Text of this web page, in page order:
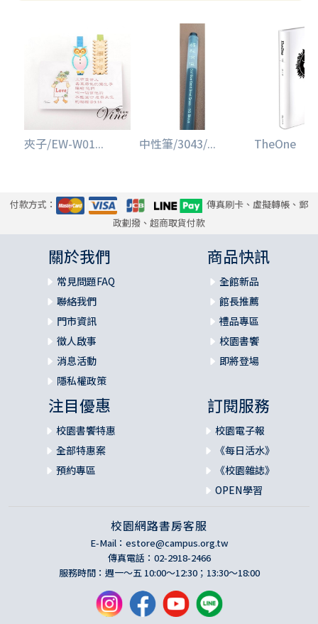
夾子/EW-W01... 中性筆/3043/... TheOne
付款方式：
傳真刷卡、虛擬轉帳、郵
政劃撥、超商取貨付款
關於我們
常見問題FAQ
聯絡我們
門市資訊
徵人啟事
消息活動
隱私權政策
商品快訊
全館新品
館長推薦
禮品專區
校園書饗
即將登場
注目優惠
校園書饗特惠
全部特惠案
預約專區
訂閱服務
校園電子報
《每日活水》
《校園雜誌》
OPEN學習
校園網路書房客服
E-Mail： estore@campus.org.tw
傳真電話：02-2918-2466
服務時間：週一～五 10:00～12:30；13:30～18:00